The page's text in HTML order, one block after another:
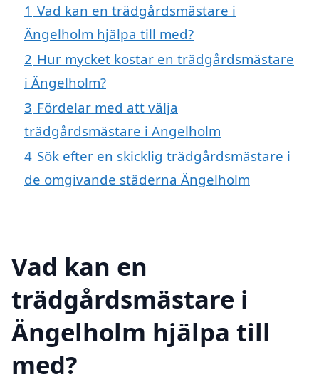
1 Vad kan en trädgårdsmästare i
Ängelholm hjälpa till med?
2 Hur mycket kostar en trädgårdsmästare
i Ängelholm?
3 Fördelar med att välja
trädgårdsmästare i Ängelholm
4 Sök efter en skicklig trädgårdsmästare i
de omgivande städerna Ängelholm
Vad kan en
trädgårdsmästare i
Ängelholm hjälpa till
med?